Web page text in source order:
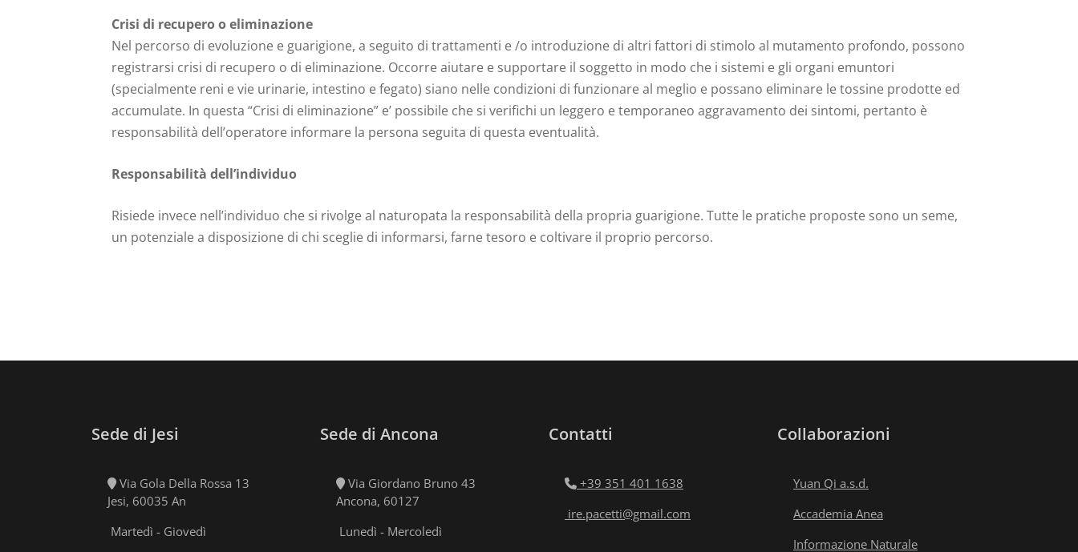
Crisi di recupero o eliminazione
Nel percorso di evoluzione e guarigione, a seguito di trattamenti e /o introduzione di altri fattori di stimolo al mutamento profondo, possono
registrarsi crisi di recupero o di eliminazione. Occorre aiutare e supportare il soggetto in modo che i sistemi e gli organi emuntori
(specialmente reni e vie urinarie, intestino e fegato) siano nelle condizioni di funzionare al meglio e possano eliminare le tossine prodotte ed
accumulate. In questa “Crisi di eliminazione” e’ possibile che si verifichi un leggero e temporaneo aggravamento dei sintomi, pertanto è
responsabilità dell’operatore informare la persona seguita di questa eventualità.
Responsabilità dell’individuo
Risiede invece nell’individuo che si rivolge al naturopata la responsabilità della propria guarigione. Tutte le pratiche proposte sono un seme,
un potenziale a disposizione di chi sceglie di informarsi, farne tesoro e coltivare il proprio percorso.
Sede di Jesi
Via Gola Della Rossa 13
Jesi, 60035 An
Martedì - Giovedì
Sede di Ancona
Via Giordano Bruno 43
Ancona, 60127
Lunedì - Mercoledì
Contatti
+39 351 401 1638
ire.pacetti@gmail.com
Collaborazioni
Yuan Qi a.s.d.
Accademia Anea
Informazione Naturale